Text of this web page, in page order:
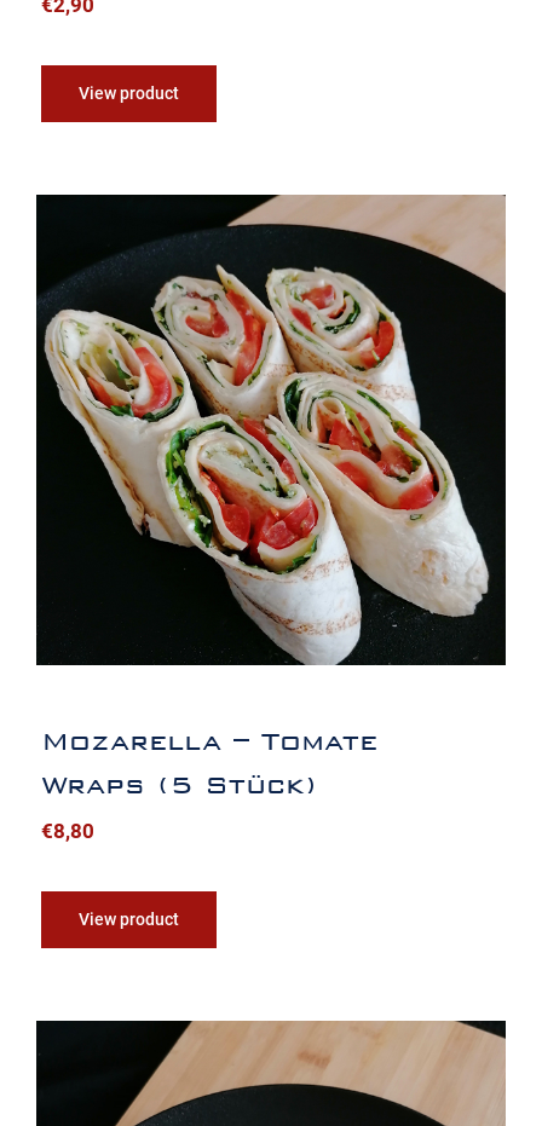
€2,90
View product
Mozarella – Tomate Wraps (5 Stück)
Mozarella – Tomate
Wraps (5 Stück)
€8,80
View product